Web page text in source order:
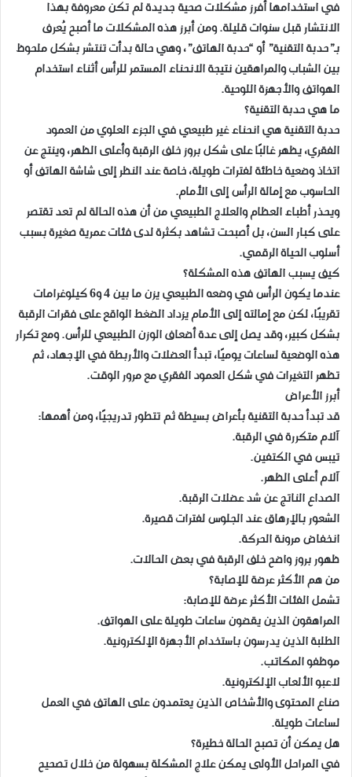
في استخدامها أفرز مشكلات صحية جديدة لم تكن معروفة بهذا
الانتشار قبل سنوات قليلة. ومن أبرز هذه المشكلات ما أصبح يُعرف
بـ”حدبة التقنية” أو “حدبة الهاتف”، وهي حالة بدأت تنتشر بشكل ملحوظ
بين الشباب والمراهقين نتيجة الانحناء المستمر للرأس أثناء استخدام
الهواتف والأجهزة اللوحية.
ما هي حدبة التقنية؟
حدبة التقنية هي انحناء غير طبيعي في الجزء العلوي من العمود
الفقري، يظهر غالبًا على شكل بروز خلف الرقبة وأعلى الظهر، وينتج عن
اتخاذ وضعية خاطئة لفترات طويلة، خاصة عند النظر إلى شاشة الهاتف أو
الحاسوب مع إمالة الرأس إلى الأمام.
ويحذر أطباء العظام والعلاج الطبيعي من أن هذه الحالة لم تعد تقتصر
على كبار السن، بل أصبحت تشاهد بكثرة لدى فئات عمرية صغيرة بسبب
أسلوب الحياة الرقمي.
كيف يسبب الهاتف هذه المشكلة؟
عندما يكون الرأس في وضعه الطبيعي يزن ما بين 4 و6 كيلوغرامات
تقريبًا، لكن مع إمالته إلى الأمام يزداد الضغط الواقع على فقرات الرقبة
بشكل كبير، وقد يصل إلى عدة أضعاف الوزن الطبيعي للرأس. ومع تكرار
هذه الوضعية لساعات يوميًا، تبدأ العضلات والأربطة في الإجهاد، ثم
تظهر التغيرات في شكل العمود الفقري مع مرور الوقت.
أبرز الأعراض
قد تبدأ حدبة التقنية بأعراض بسيطة ثم تتطور تدريجيًا، ومن أهمها:
آلام متكررة في الرقبة.
تيبس في الكتفين.
آلام أعلى الظهر.
الصداع الناتج عن شد عضلات الرقبة.
الشعور بالإرهاق عند الجلوس لفترات قصيرة.
انخفاض مرونة الحركة.
ظهور بروز واضح خلف الرقبة في بعض الحالات.
من هم الأكثر عرضة للإصابة؟
تشمل الفئات الأكثر عرضة للإصابة:
المراهقون الذين يقضون ساعات طويلة على الهواتف.
الطلبة الذين يدرسون باستخدام الأجهزة الإلكترونية.
موظفو المكاتب.
لاعبو الألعاب الإلكترونية.
صناع المحتوى والأشخاص الذين يعتمدون على الهاتف في العمل
لساعات طويلة.
هل يمكن أن تصبح الحالة خطيرة؟
في المراحل الأولى يمكن علاج المشكلة بسهولة من خلال تصحيح